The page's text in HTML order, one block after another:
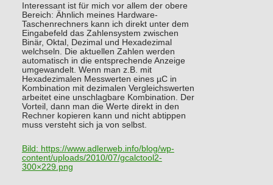
Interessant ist für mich vor allem der obere
Bereich: Ähnlich meines Hardware-
Taschenrechners kann ich direkt unter dem
Eingabefeld das Zahlensystem zwischen
Binär, Oktal, Dezimal und Hexadezimal
welchseln. Die aktuellen Zahlen werden
automatisch in die entsprechende Anzeige
umgewandelt. Wenn man z.B. mit
Hexadezimalen Messwerten eines µC in
Kombination mit dezimalen Vergleichswerten
arbeitet eine unschlagbare Kombination. Der
Vorteil, dann man die Werte direkt in den
Rechner kopieren kann und nicht abtippen
muss versteht sich ja von selbst.
Bild: https://www.adlerweb.info/blog/wp-
content/uploads/2010/07/gcalctool2-
300×229.png